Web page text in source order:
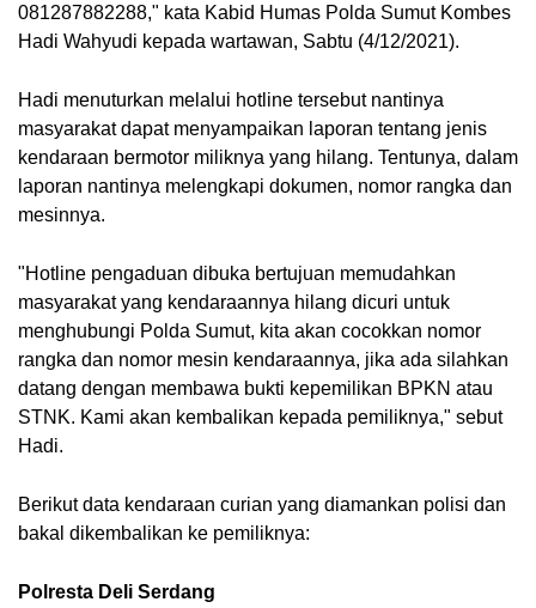
081287882288," kata Kabid Humas Polda Sumut Kombes
Hadi Wahyudi kepada wartawan, Sabtu (4/12/2021).
Hadi menuturkan melalui hotline tersebut nantinya
masyarakat dapat menyampaikan laporan tentang jenis
kendaraan bermotor miliknya yang hilang. Tentunya, dalam
laporan nantinya melengkapi dokumen, nomor rangka dan
mesinnya.
"Hotline pengaduan dibuka bertujuan memudahkan
masyarakat yang kendaraannya hilang dicuri untuk
menghubungi Polda Sumut, kita akan cocokkan nomor
rangka dan nomor mesin kendaraannya, jika ada silahkan
datang dengan membawa bukti kepemilikan BPKN atau
STNK. Kami akan kembalikan kepada pemiliknya," sebut
Hadi.
Berikut data kendaraan curian yang diamankan polisi dan
bakal dikembalikan ke pemiliknya:
Polresta Deli Serdang